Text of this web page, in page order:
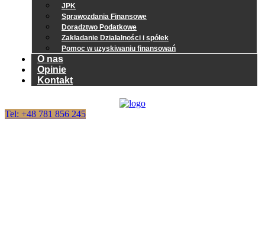
JPK
Sprawozdania Finansowe
Doradztwo Podatkowe
Zakładanie Działalności i spółek
Pomoc w uzyskiwaniu finansowań
O nas
Opinie
Kontakt
Tel: +48 781 856 245